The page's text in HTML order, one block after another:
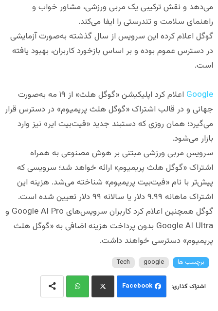
می‌دهد و نقش ترکیبی یک مربی ورزشی، مشاور خواب و
راهنمای سلامت و تندرستی را ایفا می‌کند.
گوگل اعلام کرده این سرویس از سال گذشته به‌صورت آزمایشی
در دسترس عموم بوده و بر اساس بازخورد کاربران، بهبود یافته
است.
Google
اعلام کرد اپلیکیشن «گوگل هلث» از ۱۹ مه به‌صورت
جهانی و در قالب اشتراک «گوگل هلث پریمیوم» در دسترس قرار
می‌گیرد؛ همان روزی که دستبند جدید «فیت‌بیت ایر» نیز وارد
بازار می‌شود.
سرویس مربی ورزشی مبتنی بر هوش مصنوعی به همراه
اشتراک «گوگل هلث پریمیوم» ارائه خواهد شد؛ سرویسی که
پیش‌تر با نام «فیت‌بیت پریمیوم» شناخته می‌شد. هزینه این
اشتراک ماهانه ۹.۹۹ دلار یا سالانه ۹۹ دلار تعیین شده است.
گوگل همچنین اعلام کرد کاربران سرویس‌های Google AI Pro و
Google AI Ultra بدون پرداخت هزینه اضافی به «گوگل هلث
پریمیوم» دسترسی خواهند داشت.
برچسب ها google
Tech
Facebook